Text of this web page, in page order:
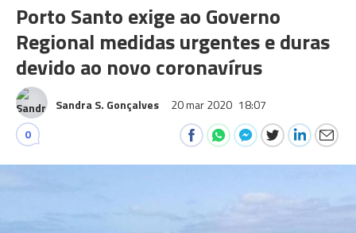
Porto Santo exige ao Governo
Regional medidas urgentes e duras
devido ao novo coronavírus
Sandra S. Gonçalves 20 mar 2020 18:07
0